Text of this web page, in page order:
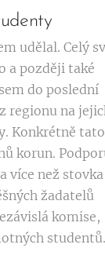
udělal. Celý
a později také
do poslední
regionu na
Konkrétně tato
korun.
více než stovka
žadatelů
komise,
studentů.